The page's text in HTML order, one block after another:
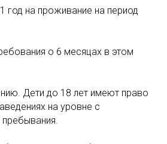
год на проживание на период
о 6 месяцах в этом
Дети до 18 лет имеют право
на уровне с